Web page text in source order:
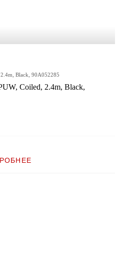
Black, 90A052285
Coiled, 2.4m, Black,
Coiled, 2.4m, Black